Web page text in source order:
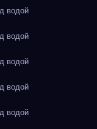
водой
водой
водой
водой
водой